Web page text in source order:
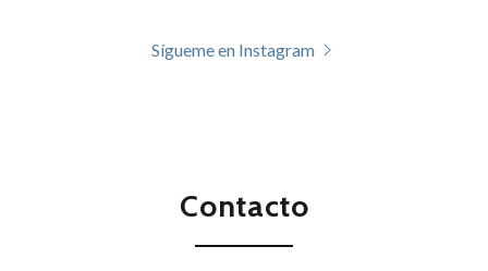
Sígueme en Instagram
Contacto